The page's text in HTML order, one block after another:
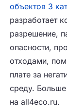
объектов 3
разработает
разрешение,
опасности,
отходами,
плате за
среду.
на all4eco.ru.